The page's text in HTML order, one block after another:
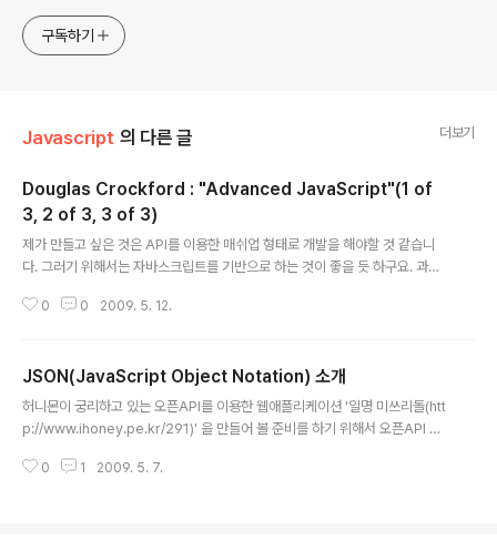
누구나 들려봤을법한 그런 개발관련 파워블로거 를 목표로 블
로그를 재편하려고 하는 중
구독하기
Javascript 의 다른 글 더보기
Douglas Crockford : "Advanced JavaScript"(1 of
3, 2 of 3, 3 of 3)
제가 만들고 싶은 것은 API를 이용한 매쉬업 형태로 개발을 해야할 것 같습니
다. 그러기 위해서는 자바스크립트를 기반으로 하는 것이 좋을 듯 하구요. 과거
트였는데, 지금은 공부해야할 것이 자바 만큼이나 많은 분야가 되어버리는 군
XP를 사용하면서 시스템 자원이 모두 그쪽에서 점유하고 있어서 였을까요? 우
분투 업데이트를 마치고 나니까 정상적으로 플래시에서 소리가 나는군요. 으
흠!? ● 강연하시는 분(Douglas Crockford)의 블로그 : http://www...
0 0 2009. 5. 12.
JSON(JavaScript Object Notation) 소개
허니몬이 궁리하고 있는 오픈API를 이용한 웹애플리케이션 '일명 미쓰리돌(htt
p://www.ihoney.pe.kr/291)' 을 만들어 볼 준비를 하기 위해서 오픈API 관
ON( JSON - WIKI )이라는 단어가 많이 노출되는 것에 신경이 쓰여서 나중에
0 1 2009. 5. 7.